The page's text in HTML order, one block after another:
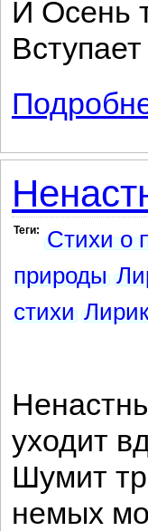
И Осень
Теги: Стихи о
природы
стихи
уходит
Шумит
немых